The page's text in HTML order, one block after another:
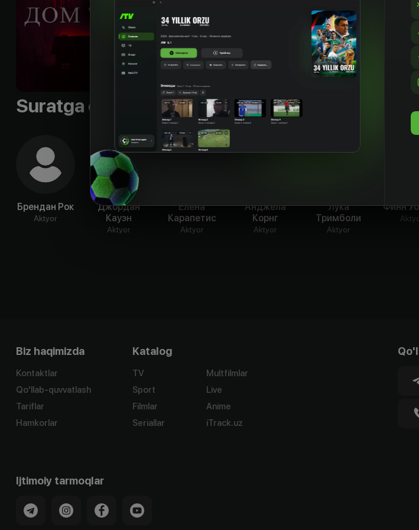
Shior:
«Выживет тот, кто разгадает тайну другого»
Til:
Subtitr:
eng
Suratga olish guruhi
Брендан Рок
Aktyor
Джордан
Кауэн
Aktyor
Елена
Карапетис
Aktyor
Анджела
Корнг
Aktyor
Лука
Тримболи
Aktyor
Финн
Biz haqimizda
Kontaktlar
Qo'llab-quvvatlash
Tariflar
Hamkorlar
Katalog
TV
Sport
Filmlar
Seriallar
Multfilmlar
Live
Anime
iTrack.uz
Ijtimoiy tarmoqlar